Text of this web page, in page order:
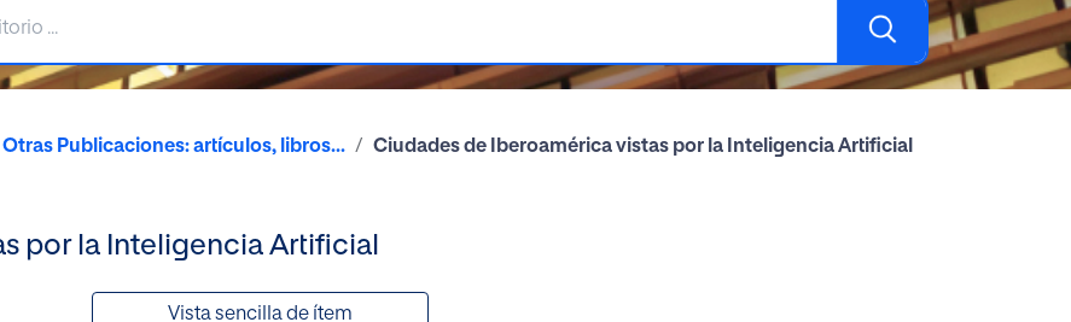
Otras Publicaciones: artículos, libros... Ciudades de Iberoamérica vistas por la Inteligencia Artificial
por la Inteligencia Artificial
Vista sencilla de ítem